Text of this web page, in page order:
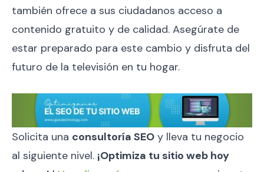
también ofrece a sus ciudadanos acceso a
contenido gratuito y de calidad. Asegúrate de
estar preparado para este cambio y disfruta del
futuro de la televisión en tu hogar.
Solicita una consultoría SEO y lleva tu negocio
al siguiente nivel. ¡Optimiza tu sitio web hoy